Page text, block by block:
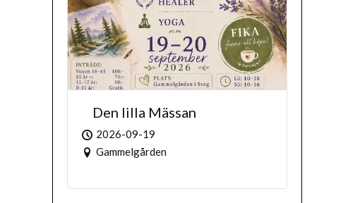
Den lilla Mässan
2026-09-19
Gammelgården